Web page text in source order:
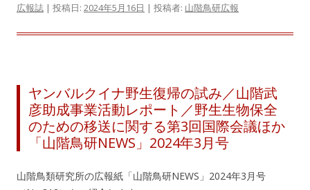
広報誌 | 投稿日: 2024年5月16日 | 投稿者: 山階鳥研広報
ヤンバルクイナ野生復帰の試み／山階武
彦助成事業活動レポート／野生生物保全
のための移送に関する第3回国際会議ほか
「山階鳥研NEWS」2024年3月号
山階鳥類研究所の広報紙「山階鳥研NEWS」2024年3月号